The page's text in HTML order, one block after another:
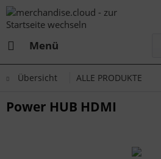
Menü
Übersicht ALLE PRODUKTE
Power HUB HDMI